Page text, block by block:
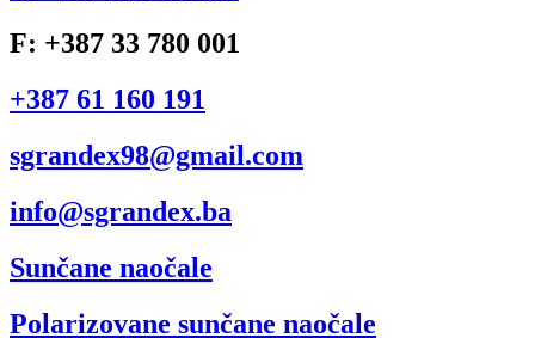
F: +387 33 780 001
+387 61 160 191
sgrandex98@gmail.com
info@sgrandex.ba
Sunčane naočale
Polarizovane sunčane naočale